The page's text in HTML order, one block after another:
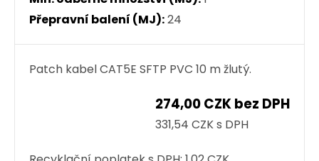
Přepravní balení (MJ):24
Patch kabel CAT5E SFTP PVC 10 m žlutý.
274,00 CZK bez DPH
331,54 CZK s DPH